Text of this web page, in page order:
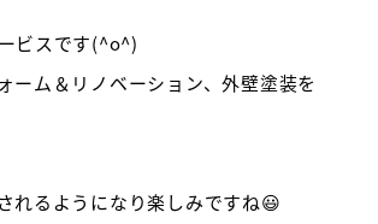
ビスです(^o^)
ーム＆リノベーション、外壁塗装を
れるようになり楽しみですね😃